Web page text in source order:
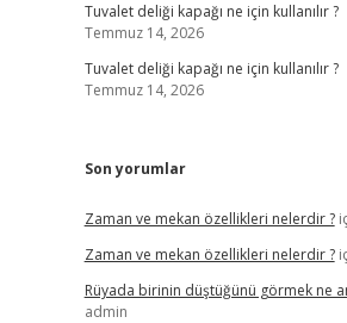
Tuvalet deliği kapağı ne için kullanılır ?
Temmuz 14, 2026
Tuvalet deliği kapağı ne için kullanılır ?
Temmuz 14, 2026
Son yorumlar
Zaman ve mekan özellikleri nelerdir ?
Zaman ve mekan özellikleri nelerdir ?
Rüyada birinin düştüğünü görmek ne
admin